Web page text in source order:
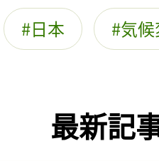
日本 気
最新記